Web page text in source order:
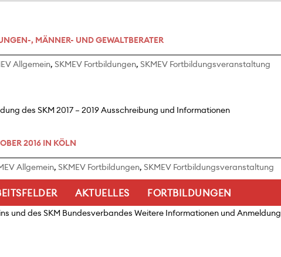
AKTUELLES FORTBILDUNGEN
, MÄNNER- UND GEWALTBERATER
Allgemein, SKMEV Fortbildungen, SKMEV Fortbildungsveranstaltung
des SKM 2017 – 2019 Ausschreibung und Informationen
2016 IN KÖLN
Allgemein, SKMEV Fortbildungen, SKMEV Fortbildungsveranstaltung
und des SKM Bundesverbandes Weitere Informationen und Anmeldung